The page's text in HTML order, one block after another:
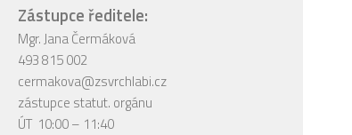
Zástupce ředitele:
Mgr. Jana Čermáková
493 815 002
cermakova@zsvrchlabi.cz
zástupce statut. orgánu
ÚT 10:00 – 11:40